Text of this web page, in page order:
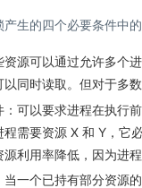
产生的四个必要条件中
源可以通过允许多个
同时读取。但对于多
可以要求进程在执行
程需要资源 X 和 Y，它
利用率降低，因为进
一个已持有部分资源